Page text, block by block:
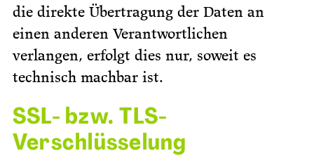
die direkte Übertragung der Daten an
einen anderen Verantwortlichen
verlangen, erfolgt dies nur, soweit es
technisch machbar ist.
SSL- bzw. TLS-
Verschlüsselung